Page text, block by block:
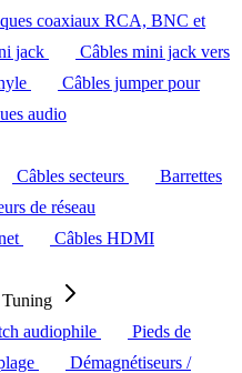
coaxiaux RCA, BNC et
jack
Câbles mini jack vers
Câbles jumper pour
audio
Câbles secteurs
Barrettes
de réseau
Câbles HDMI
Tuning
audiophile
Pieds de
Démagnétiseurs /